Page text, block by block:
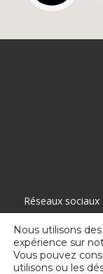
Réseaux sociaux
Nous utilisons
expérience sur
Vous pouvez
utilisons ou les